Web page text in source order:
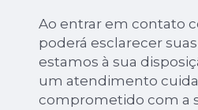
Ao entrar em contato
poderá esclarecer
estamos à sua
um atendimento
comprometido com a